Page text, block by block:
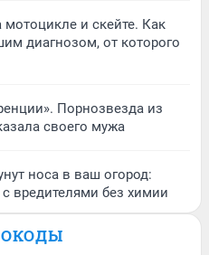
мотоцикле и скейте. Как
диагнозом, от которого
Порнозвезда из
своего мужа
носа в ваш огород:
вредителями без химии